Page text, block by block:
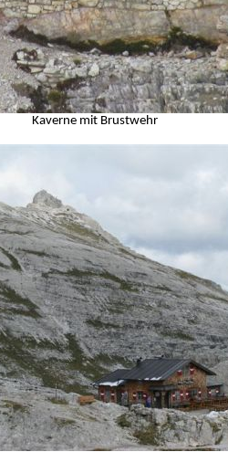
Kaverne mit Brustwehr